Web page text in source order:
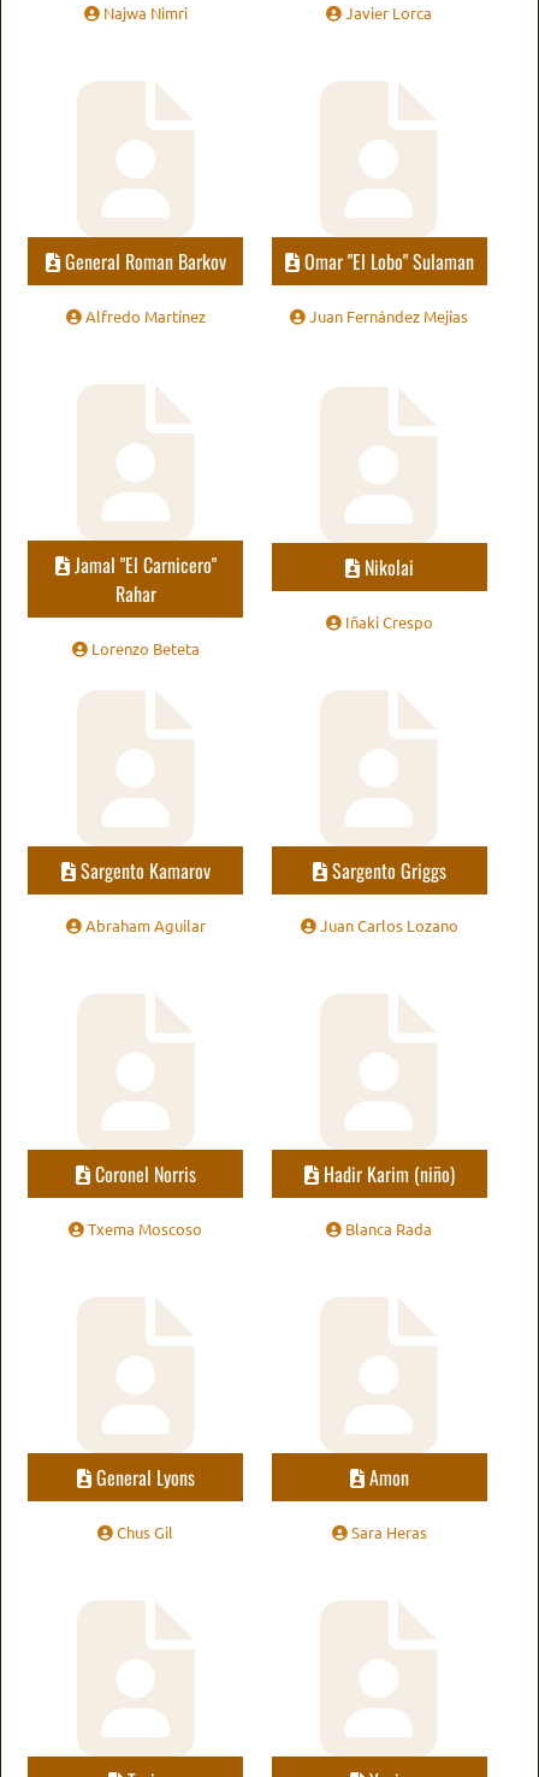
Najwa Nimri Javier Lorca
General Roman Barkov
Alfredo Martínez
Omar "El Lobo" Sulaman
Juan Fernández Mejías
Jamal "El Carnicero"
Rahar
Lorenzo Beteta
Nikolai
Iñaki Crespo
Sargento Kamarov
Abraham Aguilar
Sargento Griggs
Juan Carlos Lozano
Coronel Norris
Txema Moscoso
Hadir Karim (niño)
Blanca Rada
General Lyons
Chus Gil
Amon
Sara Heras